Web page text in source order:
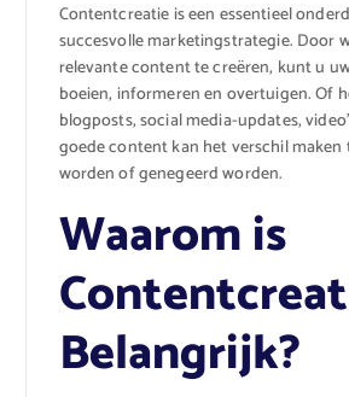
Contentcreatie is een essentieel
succesvolle marketingstrategie. Door
relevante content te creëren, kunt u
boeien, informeren en overtuigen. Of
blogposts, social media-updates,
goede content kan het verschil
worden of genegeerd worden.
Waarom is
Belangrijk?